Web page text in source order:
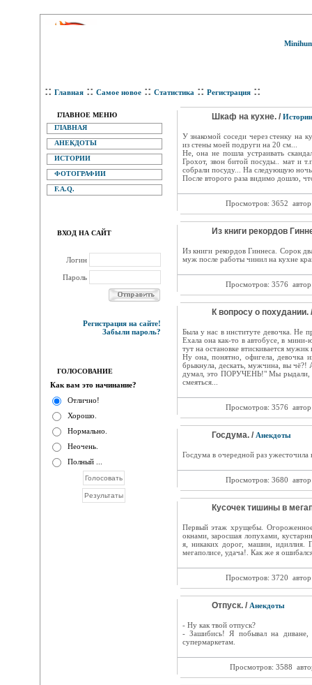
:: Главная :: Самое новое :: Статистика :: Регистрация ::
ГЛАВНОЕ МЕНЮ
ГЛАВНАЯ
АНЕКДОТЫ
ИСТОРИИ
ФОТОГРАФИИ
F.A.Q.
ВХОД НА САЙТ
Логин
Пароль
Регистрация на сайте!
Забыли пароль?
ГОЛОСОВАНИЕ
Как вам это начинание?
Отлично!
Хорошо.
Нормально.
Неочень.
Полный ...
Шкаф на кухне. / Истории
У знакомой соседи через стенку на
из стены моей подруги на 20 см...
Не, она не пошла устраивать
Грохот, звон битой посуды.. мат и
собрали посуду... На следующую
После второго раза видимо дошло,
Просмотров: 3652
Из книги рекордов
Из книги рекордов Гиннеса. Сорок
муж после работы чинил на кухне
Просмотров: 3576
К вопросу о похудании.
Была у нас в институте девочка. Не
Ехала она как-то в автобусе, в
тут на остановке втискивается мужик
Ну она, понятно, офигела, девочка
брыкнула, дескать, мужчина, вы чё?!
думал, это ПОРУЧЕНЬ!" Мы рыдали,
смеяться...
Просмотров: 3576
Госдума. / Анекдоты
Госдума в очередной раз
Просмотров: 3680
Кусочек тишины в
Первый этаж хрущебы.
окнами, заросшая лопухами,
я, никаких дорог, машин, идиллия.
мегаполисе, удача!. Как же я
Просмотров: 3720
Отпуск. / Анекдоты
- Ну как твой отпуск?
- Зашибись! Я побывал на диване,
супермаркетам.
Просмотров: 3588